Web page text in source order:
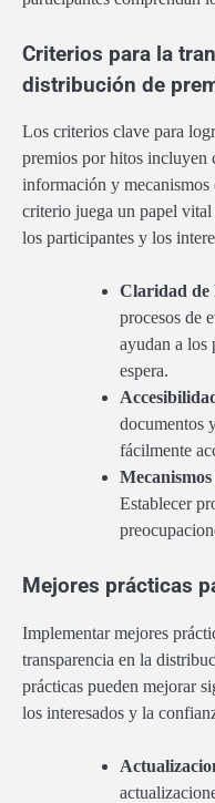
Criterios para la
distribución de
Los criterios clave para
premios por hitos incluyen
información y mecanismos
criterio juega un papel
los participantes y los
Claridad de
procesos de
ayudan a los
espera.
documentos
fácilmente
Establecer
Mejores prácticas
Implementar mejores
transparencia en la
prácticas pueden mejorar
los interesados y la